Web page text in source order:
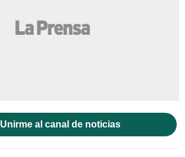
Unirme al canal de noticias